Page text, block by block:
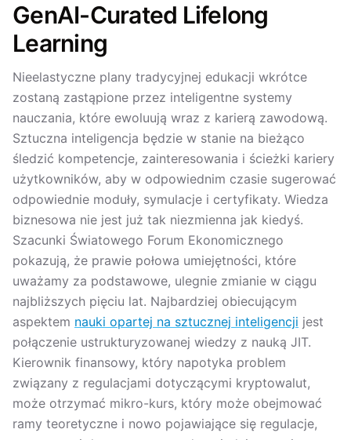
GenAI-Curated Lifelong
Learning
Nieelastyczne plany tradycyjnej edukacji wkrótce
zostaną zastąpione przez inteligentne systemy
nauczania, które ewoluują wraz z karierą zawodową.
Sztuczna inteligencja będzie w stanie na bieżąco
śledzić kompetencje, zainteresowania i ścieżki kariery
użytkowników, aby w odpowiednim czasie sugerować
odpowiednie moduły, symulacje i certyfikaty. Wiedza
biznesowa nie jest już tak niezmienna jak kiedyś.
Szacunki Światowego Forum Ekonomicznego
pokazują, że prawie połowa umiejętności, które
uważamy za podstawowe, ulegnie zmianie w ciągu
najbliższych pięciu lat. Najbardziej obiecującym
aspektem nauki opartej na sztucznej inteligencji jest
połączenie ustrukturyzowanej wiedzy z nauką JIT.
Kierownik finansowy, który napotyka problem
związany z regulacjami dotyczącymi kryptowalut,
może otrzymać mikro-kurs, który może obejmować
ramy teoretyczne i nowo pojawiające się regulacje,